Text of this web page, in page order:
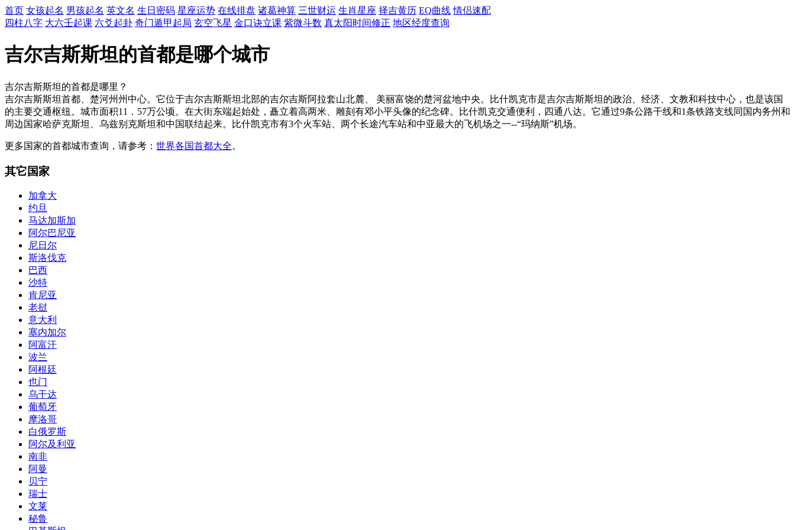
首页 女孩起名 男孩起名 英文名 生日密码 星座运势 在线排盘 诸葛神算 三世财运 生肖星座 择吉黄历 EQ曲线 情侣速配
四柱八字 大六壬起课 六爻起卦 奇门遁甲起局 玄空飞星 金口诀立课 紫微斗数 真太阳时间修正 地区经度查询
吉尔吉斯斯坦的首都是哪个城市
吉尔吉斯斯坦的首都是哪里？
吉尔吉斯斯坦首都、楚河州州中心。它位于吉尔吉斯斯坦北部的吉尔吉斯阿拉套山北麓、 美丽富饶的楚河盆地中央。比什凯克市是吉尔吉斯斯坦的政治、经济、文教和科技中心，也是该国
的主要交通枢纽。城市面积11．57万公顷。在大街东端起始处，矗立着高两米、雕刻有邓小平头像的纪念碑。比什凯克交通便利，四通八达。它通过9条公路干线和1条铁路支线同国内务州和
周边国家哈萨克斯坦、乌兹别克斯坦和中国联结起来。比什凯克市有3个火车站、两个长途汽车站和中亚最大的飞机场之一--“玛纳斯”机场。
更多国家的首都城市查询，请参考： 世界各国首都大全。
其它国家
加拿大
约旦
马达加斯加
阿尔巴尼亚
尼日尔
斯洛伐克
巴西
沙特
肯尼亚
老挝
意大利
塞内加尔
阿富汗
波兰
阿根廷
也门
乌干达
葡萄牙
摩洛哥
白俄罗斯
阿尔及利亚
南非
阿曼
贝宁
瑞士
文莱
秘鲁